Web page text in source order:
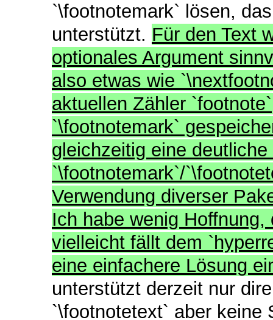
`\footnotemark` lösen,
unterstützt. Für den Text
optionales Argument
also etwas wie
aktuellen Zähler
`\footnotemark`
gleichzeitig eine
`\footnotemark`/
Verwendung diverser
Ich habe wenig
vielleicht fällt dem
eine einfachere Lösung
unterstützt derzeit nur
`\footnotetext` aber keine